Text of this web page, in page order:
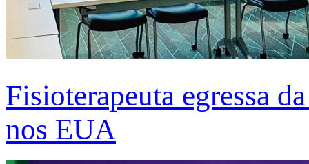
Fisioterapeuta egressa
nos EUA